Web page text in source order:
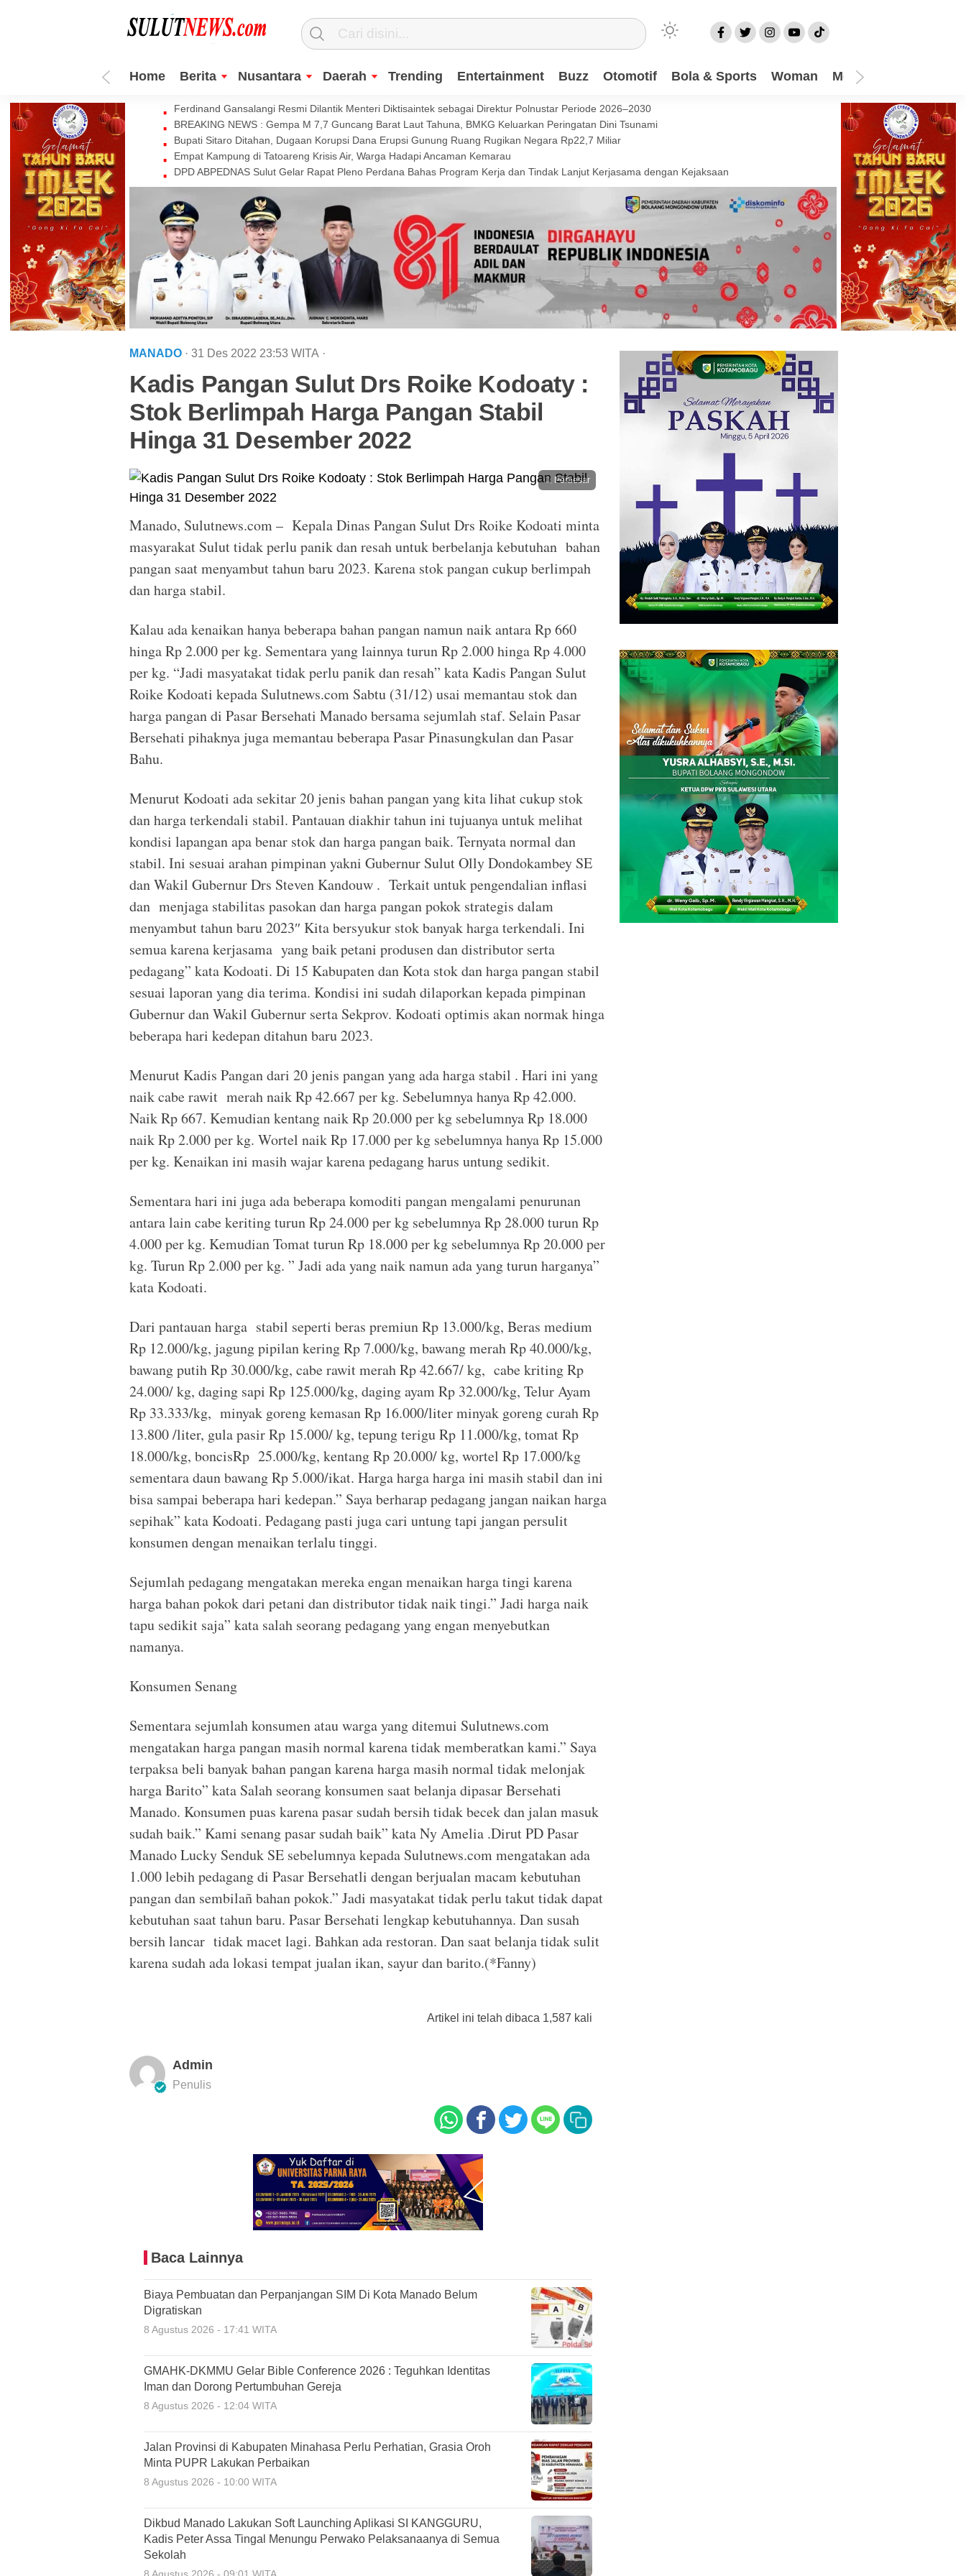
Home Berita Nusantara Daerah Trending Entertainment Buzz Otomotif Bola & Sports Woman Mom
Ferdinand Gansalangi Resmi Dilantik Menteri Diktisaintek sebagai Direktur Polnustar Periode 2026–2030
BREAKING NEWS : Gempa M 7,7 Guncang Barat Laut Tahuna, BMKG Keluarkan Peringatan Dini Tsunami
Bupati Sitaro Ditahan, Dugaan Korupsi Dana Erupsi Gunung Ruang Rugikan Negara Rp22,7 Miliar
Empat Kampung di Tatoareng Krisis Air, Warga Hadapi Ancaman Kemarau
DPD ABPEDNAS Sulut Gelar Rapat Pleno Perdana Bahas Program Kerja dan Tindak Lanjut Kerjasama dengan Kejaksaan
MANADO · 31 Des 2022 23:53 WITA ·
Kadis Pangan Sulut Drs Roike Kodoaty :
Stok Berlimpah Harga Pangan Stabil
Hinga 31 Desember 2022
Perbesar
Manado, Sulutnews.com – Kepala Dinas Pangan Sulut Drs Roike Kodoati minta
masyarakat Sulut tidak perlu panik dan resah untuk berbelanja kebutuhan bahan
pangan saat menyambut tahun baru 2023. Karena stok pangan cukup berlimpah
dan harga stabil.
Kalau ada kenaikan hanya beberapa bahan pangan namun naik antara Rp 660
hinga Rp 2.000 per kg. Sementara yang lainnya turun Rp 2.000 hinga Rp 4.000
per kg. “Jadi masyatakat tidak perlu panik dan resah” kata Kadis Pangan Sulut
Roike Kodoati kepada Sulutnews.com Sabtu (31/12) usai memantau stok dan
harga pangan di Pasar Bersehati Manado bersama sejumlah staf. Selain Pasar
Bersehati pihaknya juga memantau beberapa Pasar Pinasungkulan dan Pasar
Bahu.
Menurut Kodoati ada sekitar 20 jenis bahan pangan yang kita lihat cukup stok
dan harga terkendali stabil. Pantauan diakhir tahun ini tujuanya untuk melihat
kondisi lapangan apa benar stok dan harga pangan baik. Ternyata normal dan
stabil. Ini sesuai arahan pimpinan yakni Gubernur Sulut Olly Dondokambey SE
dan Wakil Gubernur Drs Steven Kandouw . Terkait untuk pengendalian inflasi
dan menjaga stabilitas pasokan dan harga pangan pokok strategis dalam
menyambut tahun baru 2023″ Kita bersyukur stok banyak harga terkendali. Ini
semua karena kerjasama yang baik petani produsen dan distributor serta
pedagang” kata Kodoati. Di 15 Kabupaten dan Kota stok dan harga pangan stabil
sesuai laporan yang dia terima. Kondisi ini sudah dilaporkan kepada pimpinan
Gubernur dan Wakil Gubernur serta Sekprov. Kodoati optimis akan normak hinga
beberapa hari kedepan ditahun baru 2023.
Menurut Kadis Pangan dari 20 jenis pangan yang ada harga stabil . Hari ini yang
naik cabe rawit merah naik Rp 42.667 per kg. Sebelumnya hanya Rp 42.000.
Naik Rp 667. Kemudian kentang naik Rp 20.000 per kg sebelumnya Rp 18.000
naik Rp 2.000 per kg. Wortel naik Rp 17.000 per kg sebelumnya hanya Rp 15.000
per kg. Kenaikan ini masih wajar karena pedagang harus untung sedikit.
Sementara hari ini juga ada beberapa komoditi pangan mengalami penurunan
antara lain cabe keriting turun Rp 24.000 per kg sebelumnya Rp 28.000 turun Rp
4.000 per kg. Kemudian Tomat turun Rp 18.000 per kg sebelumnya Rp 20.000 per
kg. Turun Rp 2.000 per kg. ” Jadi ada yang naik namun ada yang turun harganya”
kata Kodoati.
Dari pantauan harga stabil seperti beras premiun Rp 13.000/kg, Beras medium
Rp 12.000/kg, jagung pipilan kering Rp 7.000/kg, bawang merah Rp 40.000/kg,
bawang putih Rp 30.000/kg, cabe rawit merah Rp 42.667/ kg, cabe kriting Rp
24.000/ kg, daging sapi Rp 125.000/kg, daging ayam Rp 32.000/kg, Telur Ayam
Rp 33.333/kg, minyak goreng kemasan Rp 16.000/liter minyak goreng curah Rp
13.800 /liter, gula pasir Rp 15.000/ kg, tepung terigu Rp 11.000/kg, tomat Rp
18.000/kg, boncisRp 25.000/kg, kentang Rp 20.000/ kg, wortel Rp 17.000/kg
sementara daun bawang Rp 5.000/ikat. Harga harga harga ini masih stabil dan ini
bisa sampai beberapa hari kedepan.” Saya berharap pedagang jangan naikan harga
sepihak” kata Kodoati. Pedagang pasti juga cari untung tapi jangan persulit
konsumen dengan menaikan terlalu tinggi.
Sejumlah pedagang mengatakan mereka engan menaikan harga tingi karena
harga bahan pokok dari petani dan distributor tidak naik tingi.” Jadi harga naik
tapu sedikit saja” kata salah seorang pedagang yang engan menyebutkan
namanya.
Konsumen Senang
Sementara sejumlah konsumen atau warga yang ditemui Sulutnews.com
mengatakan harga pangan masih normal karena tidak memberatkan kami.” Saya
terpaksa beli banyak bahan pangan karena harga masih normal tidak melonjak
harga Barito” kata Salah seorang konsumen saat belanja dipasar Bersehati
Manado. Konsumen puas karena pasar sudah bersih tidak becek dan jalan masuk
sudah baik.” Kami senang pasar sudah baik” kata Ny Amelia .Dirut PD Pasar
Manado Lucky Senduk SE sebelumnya kepada Sulutnews.com mengatakan ada
1.000 lebih pedagang di Pasar Bersehatli dengan berjualan macam kebutuhan
pangan dan sembilañ bahan pokok.” Jadi masyatakat tidak perlu takut tidak dapat
kebutuhan saat tahun baru. Pasar Bersehati lengkap kebutuhannya. Dan susah
bersih lancar tidak macet lagi. Bahkan ada restoran. Dan saat belanja tidak sulit
karena sudah ada lokasi tempat jualan ikan, sayur dan barito.(*Fanny)
Artikel ini telah dibaca 1,587 kali
Admin
Penulis
Baca Lainnya
Biaya Pembuatan dan Perpanjangan SIM Di Kota Manado Belum
Digratiskan
8 Agustus 2026 - 17:41 WITA
GMAHK-DKMMU Gelar Bible Conference 2026 : Teguhkan Identitas
Iman dan Dorong Pertumbuhan Gereja
8 Agustus 2026 - 12:04 WITA
Jalan Provinsi di Kabupaten Minahasa Perlu Perhatian, Grasia Oroh
Minta PUPR Lakukan Perbaikan
8 Agustus 2026 - 10:00 WITA
Dikbud Manado Lakukan Soft Launching Aplikasi SI KANGGURU,
Kadis Peter Assa Tingal Menungu Perwako Pelaksanaanya di Semua
Sekolah